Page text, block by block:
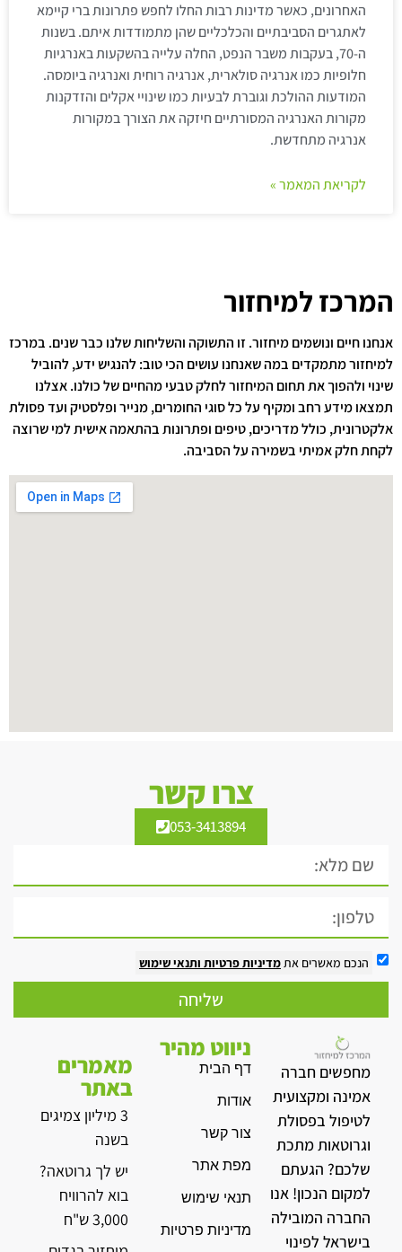
האחרונים, כאשר מדינות רבות החלו לחפש פתרונות ברי קיימא
לאתגרים הסביבתיים והכלכליים שהן מתמודדות איתם. בשנות
ה-70, בעקבות משבר הנפט, החלה עלייה בהשקעות באנרגיות
חלופיות כמו אנרגיה סולארית, אנרגיה רוחית ואנרגיה ביומסה.
המודעות ההולכת וגוברת לבעיות כמו שינויי אקלים והזדקנות
מקורות האנרגיה המסורתיים חיזקה את הצורך במקורות
אנרגיה מתחדשת.
לקריאת המאמר »
המרכז למיחזור
אנחנו חיים ונושמים מיחזור. זו התשוקה והשליחות שלנו כבר שנים. במרכז
למיחזור מתמקדים במה שאנחנו עושים הכי טוב: להנגיש ידע, להוביל
שינוי ולהפוך את תחום המיחזור לחלק טבעי מהחיים של כולנו. אצלנו
תמצאו מידע רחב ומקיף על כל סוגי החומרים, מנייר ופלסטיק ועד פסולת
אלקטרונית, כולל מדריכים, טיפים ופתרונות בהתאמה אישית למי שרוצה
לקחת חלק אמיתי בשמירה על הסביבה.
צרו קשר
053-3413894
הנכם מאשרים אתמדיניות פרטיות ותנאי שימוש
שליחה
מחפשים חברה
אמינה ומקצועית
לטיפול בפסולת
וגרוטאות מתכת
שלכם? הגעתם
למקום הנכון! אנו
החברה המובילה
בישראל לפינוי
ניווט מהיר
דף הבית
אודות
צור קשר
מפת אתר
תנאי שימוש
מדיניות פרטיות
מאמרים
באתר
3 מיליון צמיגים
בשנה
יש לך גרוטאה?
בוא להרוויח
3,000 ש"ח